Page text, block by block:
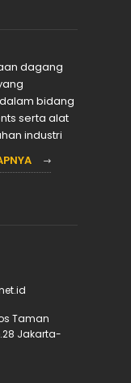
dagang
bidang
serta alat
industri
Taman
Jakarta-